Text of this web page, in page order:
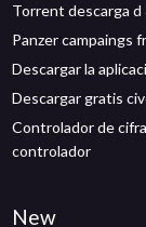
Torrent descarga d
Panzer campaings
Descargar la
Descargar gratis
Controlador de
controlador
New